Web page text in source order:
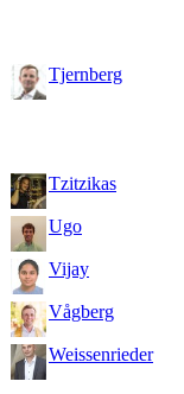
Tjernberg
Tzitzikas
Ugo
Vijay
Vågberg
Weissenrieder